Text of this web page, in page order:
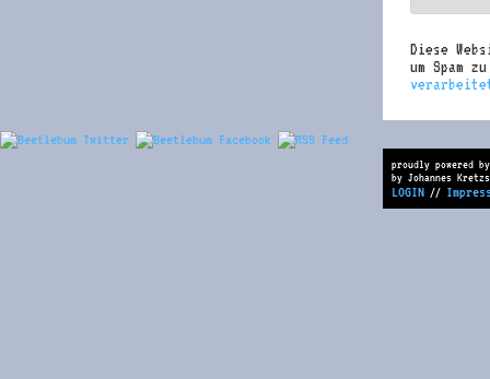
Diese
um Spam
proudly powered
by Johannes
LOGIN //